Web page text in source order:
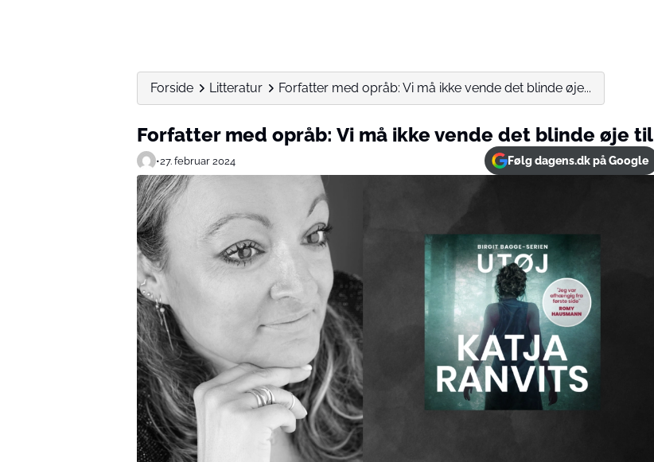
Forside Litteratur Forfatter med opråb: Vi må ikke vende det blinde øje...
Forfatter med opråb: Vi må ikke vende det blinde øje til
•27. februar 2024 Følg dagens.dk på Google